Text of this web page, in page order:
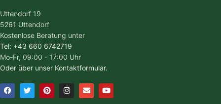
Uttendorf 19
5261 Uttendorf
Kostenlose Beratung unter
Tel: +43 660 6742719
Mo-Fr, 09:00 - 17:00 Uhr
Oder über unser Kontaktformular.